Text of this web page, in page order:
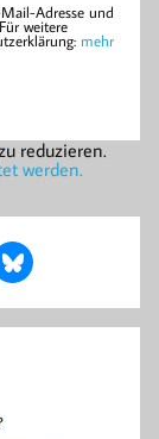
Adresse und
weitere
mehr
reduzieren.
werden.